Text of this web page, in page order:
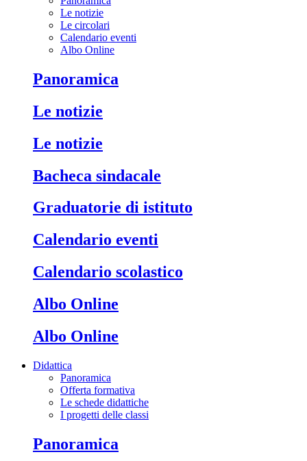
Le notizie
Le circolari
Calendario eventi
Albo Online
Panoramica
Le notizie
Le notizie
Bacheca sindacale
Graduatorie di istituto
Calendario eventi
Calendario scolastico
Albo Online
Albo Online
Didattica
Panoramica
Offerta formativa
Le schede didattiche
I progetti delle classi
Panoramica